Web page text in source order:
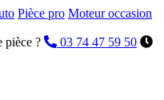
Pièce pro Moteur occasion
pièce ?
03 74 47 59 50